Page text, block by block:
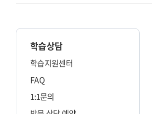
학습상담
학습지원센터
FAQ
1:1문의